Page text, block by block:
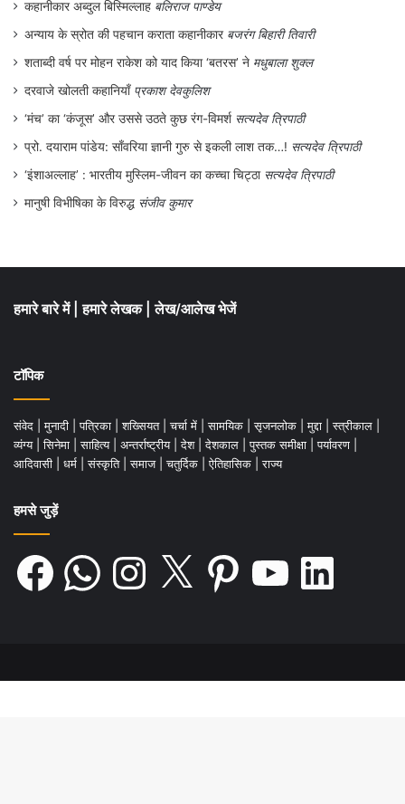
कहानीकार अब्दुल बिस्मिल्लाह बलिराज पाण्डेय
अन्याय के स्रोत की पहचान कराता कहानीकार बजरंग बिहारी तिवारी
शताब्दी वर्ष पर मोहन राकेश को याद किया ‘बतरस’ ने मधुबाला शुक्ल
दरवाजे खोलती कहानियाँ प्रकाश देवकुलिश
‘मंच’ का ‘कंजूस’ और उससे उठते कुछ रंग-विमर्श सत्यदेव त्रिपाठी
प्रो. दयाराम पांडेय: साँवरिया ज्ञानी गुरु से इकली लाश तक…! सत्यदेव त्रिपाठी
‘इंशाअल्लाह’ : भारतीय मुस्लिम-जीवन का कच्चा चिट्ठा सत्यदेव त्रिपाठी
मानुषी विभीषिका के विरुद्ध संजीव कुमार
हमारे बारे में हमारे लेखक लेख/आलेख भेजें
टॉपिक
संवेद मुनादी पत्रिका शख्सियत चर्चा में सामयिक सृजनलोक मुद्दा स्त्रीकाल
व्यंग्य
सिनेमा साहित्य अन्तर्राष्ट्रीय देश देशकाल पुस्तक समीक्षा पर्यावरण
आदिवासी
धर्म संस्कृति समाज चतुर्दिक ऐतिहासिक राज्य
हमसे जुड़ें
Facebook WhatsAppInstagram Pinterest LinkedIn